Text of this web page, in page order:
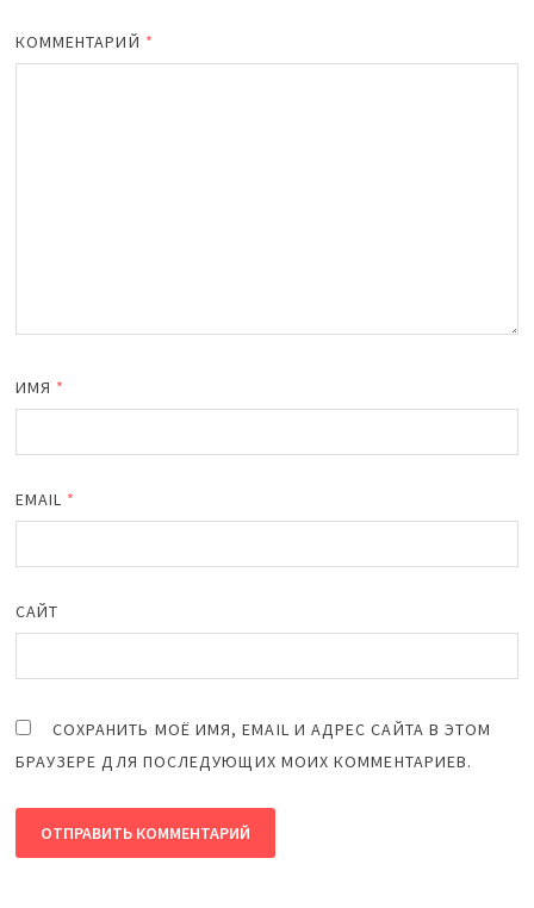
КОММЕНТАРИЙ *
ИМЯ *
EMAIL *
САЙТ
СОХРАНИТЬ МОЁ ИМЯ, EMAIL И АДРЕС САЙТА В ЭТОМ
БРАУЗЕРЕ ДЛЯ ПОСЛЕДУЮЩИХ МОИХ КОММЕНТАРИЕВ.